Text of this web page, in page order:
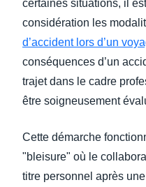
certaines situations, il
considération les
d’accident lors d’un
conséquences d’un
trajet dans le cadre
être soigneusement
Cette démarche
"bleisure" où le
titre personnel après